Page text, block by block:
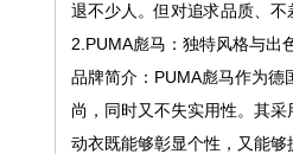
退不少人。但对追求品质、不
2.PUMA彪马：独特风格与出
品牌简介：PUMA彪马作为德
尚，同时又不失实用性。其
动衣既能够彰显个性，又能够